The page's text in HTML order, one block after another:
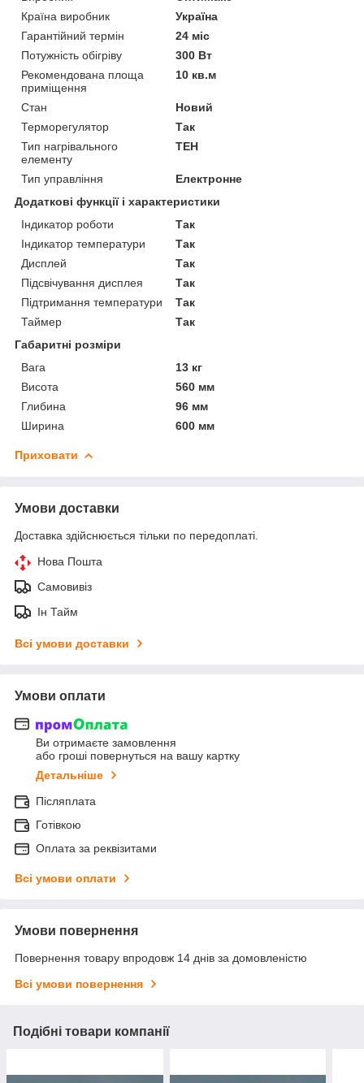
Країна виробник
Україна
Гарантійний термін
24 міс
Потужність обігріву
300 Вт
Рекомендована площа
приміщення
10 кв.м
Стан
Новий
Терморегулятор
Так
Тип нагрівального
елементу
ТЕН
Тип управління
Електронне
Додаткові функції і характеристики
Індикатор роботи
Так
Індикатор температури
Так
Дисплей
Так
Підсвічування дисплея
Так
Підтримання температури
Так
Таймер
Так
Габаритні розміри
Вага
13 кг
Висота
560 мм
Глибина
96 мм
Ширина
600 мм
Приховати
Умови доставки
Доставка здійснюється тільки по передоплаті.
Нова Пошта
Самовивіз
Ін Тайм
Всі умови доставки
Умови оплати
Ви отримаєте замовлення
або гроші повернуться на вашу картку
Детальніше
Післяплата
Готівкою
Оплата за реквізитами
Всі умови оплати
Умови повернення
Повернення товару впродовж 14 днів за домовленістю
Всі умови повернення
Подібні товари компанії